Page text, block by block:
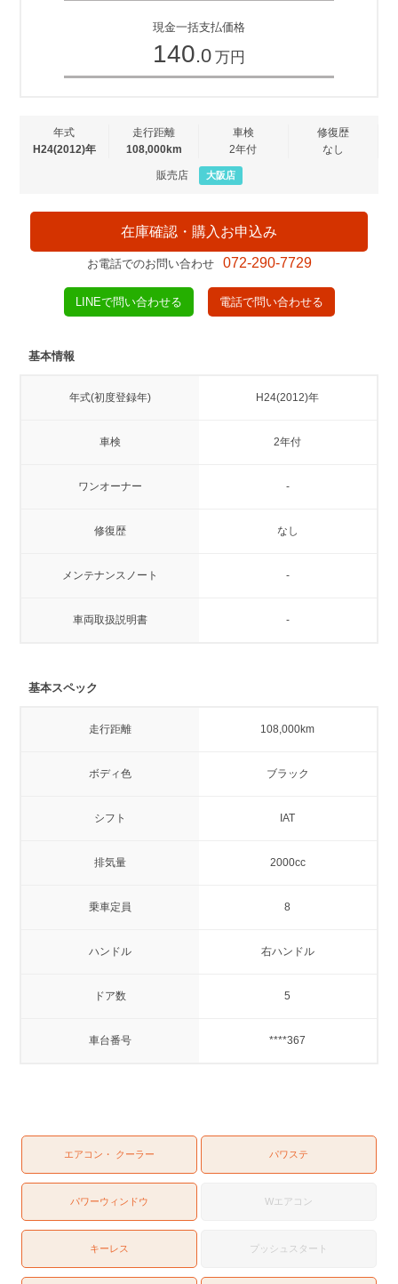
現金一括支払価格
140.0 万円
年式
H24(2012)年
走行距離
108,000km
車検
2年付
修復歴
なし
販売店 大阪店
在庫確認・購入お申込み
お電話でのお問い合わせ 072-290-7729
LINEで問い合わせる 電話で問い合わせる
基本情報
年式(初度登録年) H24(2012)年
車検 2年付
ワンオーナー -
修復歴 なし
メンテナンスノート -
車両取扱説明書 -
基本スペック
走行距離 108,000km
ボディ色 ブラック
シフト IAT
排気量 2000cc
乗車定員 8
ハンドル 右ハンドル
ドア数 5
車台番号 ****367
エアコン・ クーラー パワステ
パワーウィンドウ Wエアコン
キーレス プッシュスタート